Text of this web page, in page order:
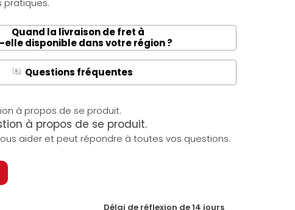
pratiques.
Quand la livraison de fret à
elle disponible dans votre région ?
Q Questions fréquentes
à propos de se produit.
aider et peut répondre à toutes vos questions.
Délai de réflexion de 14 jours